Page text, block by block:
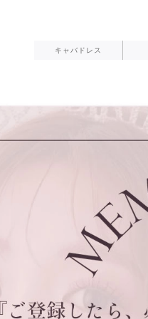
キャバドレス